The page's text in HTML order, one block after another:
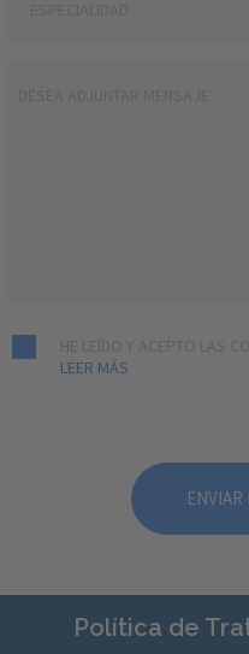
HE LEÍDO Y ACEPTO LAS
LEER MÁS
Política de